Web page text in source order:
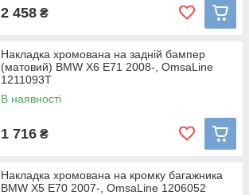
2 458 ₴
Накладка хромована на задній бампер
(матовий) BMW X6 E71 2008-, OmsaLine
1211093T
В наявності
1 716 ₴
Накладка хромована на кромку багажника
BMW X5 E70 2007-, OmsaLine 1206052